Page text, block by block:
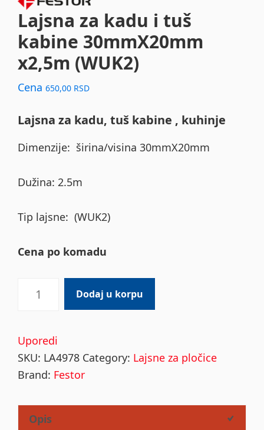
Lajsna za kadu i tuš
kabine 30mmX20mm
x2,5m (WUK2)
Cena 650,00 RSD
Lajsna za kadu, tuš kabine , kuhinje
Dimenzije: širina/visina 30mmX20mm
Dužina: 2.5m
Tip lajsne: (WUK2)
Cena po komadu
i
tuš
kabine
x2,5m
(WUK2)
Dodaj u korpu
Uporedi
SKU: LA4978 Category: Lajsne za pločice
Brand: Festor
Opis